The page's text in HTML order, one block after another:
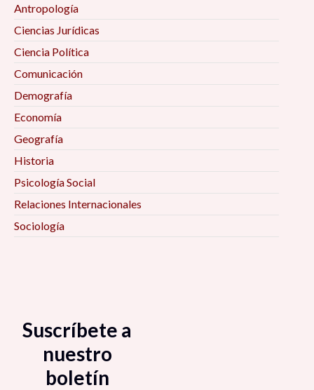
Antropología
Ciencias Jurídicas
Ciencia Política
Comunicación
Demografía
Economía
Geografía
Historia
Psicología Social
Relaciones Internacionales
Sociología
Suscríbete a
nuestro
boletín